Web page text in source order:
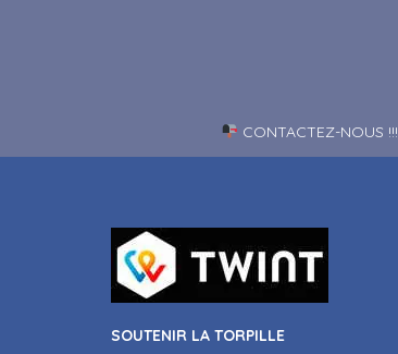
CONTACTEZ-NOUS !!!
SOUTENIR LA TORPILLE